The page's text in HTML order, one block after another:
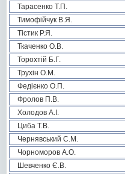
Тарасенко Т.П.
Тимофійчук В.Я.
Тістик Р.Я.
Ткаченко О.В.
Торохтій Б.Г.
Трухін О.М.
Федієнко О.П.
Фролов П.В.
Холодов А.І.
Циба Т.В.
Чернявський С.М.
Чорноморов А.О.
Шевченко Є.В.